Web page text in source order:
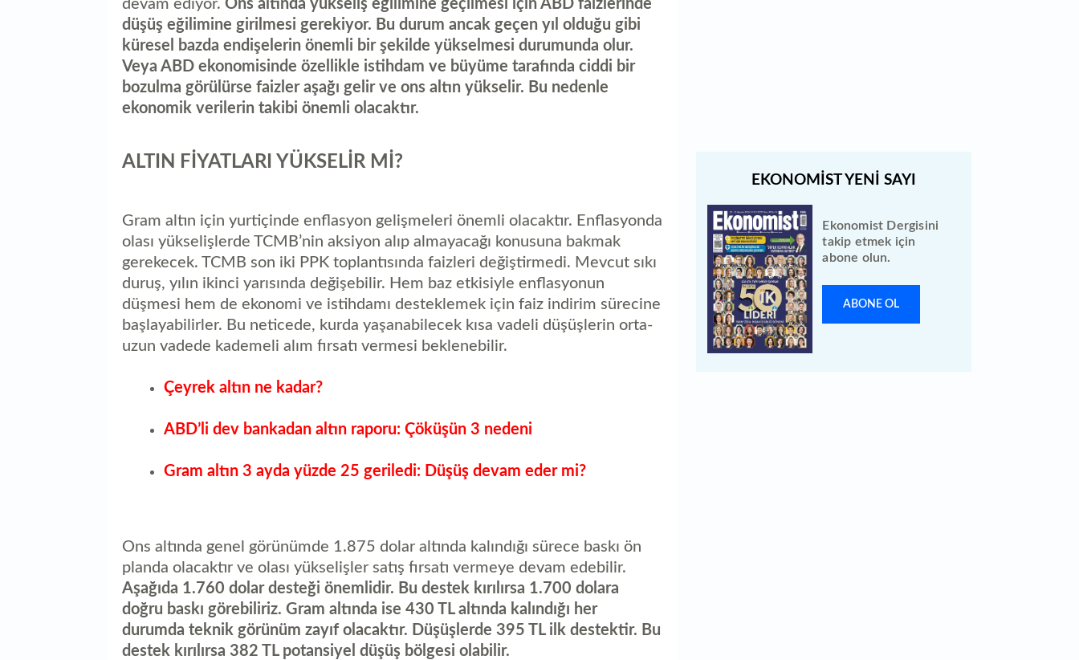
devam ediyor. Ons altında yükseliş eğilimine geçilmesi için ABD faizlerinde
düşüş eğilimine girilmesi gerekiyor. Bu durum ancak geçen yıl olduğu gibi
küresel bazda endişelerin önemli bir şekilde yükselmesi durumunda olur.
Veya ABD ekonomisinde özellikle istihdam ve büyüme tarafında ciddi bir
bozulma görülürse faizler aşağı gelir ve ons altın yükselir. Bu nedenle
ekonomik verilerin takibi önemli olacaktır.
ALTIN FİYATLARI YÜKSELİR Mİ?
Gram altın için yurtiçinde enflasyon gelişmeleri önemli olacaktır. Enflasyonda
olası yükselişlerde TCMB’nin aksiyon alıp almayacağı konusuna bakmak
gerekecek. TCMB son iki PPK toplantısında faizleri değiştirmedi. Mevcut sıkı
duruş, yılın ikinci yarısında değişebilir. Hem baz etkisiyle enflasyonun
düşmesi hem de ekonomi ve istihdamı desteklemek için faiz indirim sürecine
başlayabilirler. Bu neticede, kurda yaşanabilecek kısa vadeli düşüşlerin orta-
uzun vadede kademeli alım fırsatı vermesi beklenebilir.
Çeyrek altın ne kadar?
ABD’li dev bankadan altın raporu: Çöküşün 3 nedeni
Gram altın 3 ayda yüzde 25 geriledi: Düşüş devam eder mi?
Ons altında genel görünümde 1.875 dolar altında kalındığı sürece baskı ön
planda olacaktır ve olası yükselişler satış fırsatı vermeye devam edebilir.
Aşağıda 1.760 dolar desteği önemlidir. Bu destek kırılırsa 1.700 dolara
doğru baskı görebiliriz. Gram altında ise 430 TL altında kalındığı her
durumda teknik görünüm zayıf olacaktır. Düşüşlerde 395 TL ilk destektir. Bu
destek kırılırsa 382 TL potansiyel düşüş bölgesi olabilir.
Ekonomist Dergisini
takip etmek için
abone olun.
ABONE OL